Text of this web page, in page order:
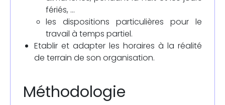
fériés, …
les dispositions particulières pour le
travail à temps partiel.
Etablir et adapter les horaires à la réalité
de terrain de son organisation.
Méthodologie